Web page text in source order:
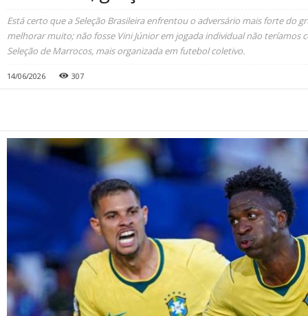
Está certo que a Seleção Brasileira enfrentou o adversário mais forte do
melhorar muito; não fosse Vini Júnior em jogada individual não teríamos
Seleção de Marrocos, mais organizada em futebol coletivo.
14/06/2026 307